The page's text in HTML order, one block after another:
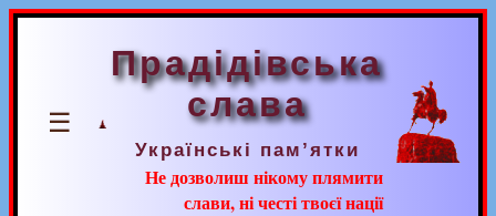
☰
Прадідівська
слава
Українські пам’ятки
Не дозволиш нікому плямити
слави, ні честі твоєї нації